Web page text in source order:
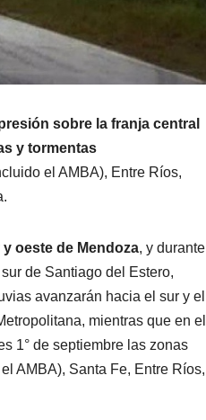
sobre la franja central
y tormentas
el AMBA), Entre Ríos,
oeste de Mendoza, y durante
de Santiago del Estero,
avanzarán hacia el sur y el
mientras que en el
1° de septiembre las zonas
AMBA), Santa Fe, Entre Ríos,